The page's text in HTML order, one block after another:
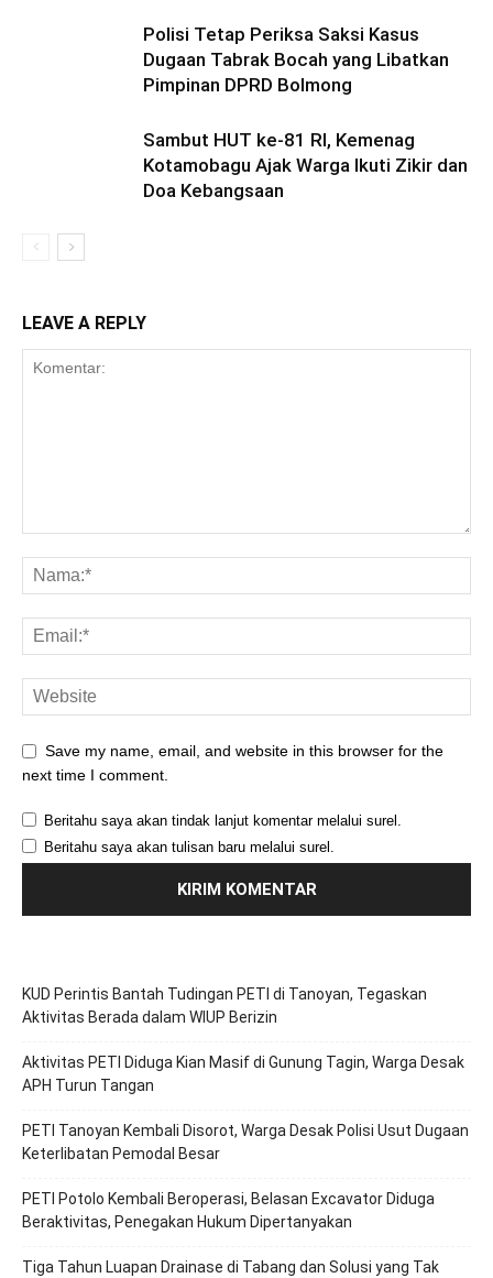
Polisi Tetap Periksa Saksi Kasus
Dugaan Tabrak Bocah yang Libatkan
Pimpinan DPRD Bolmong
Sambut HUT ke-81 RI, Kemenag
Kotamobagu Ajak Warga Ikuti Zikir dan
Doa Kebangsaan
LEAVE A REPLY
Save my name, email, and website in this browser for the
next time I comment.
Beritahu saya akan tindak lanjut komentar melalui surel.
Beritahu saya akan tulisan baru melalui surel.
KUD Perintis Bantah Tudingan PETI di Tanoyan, Tegaskan
Aktivitas Berada dalam WIUP Berizin
Aktivitas PETI Diduga Kian Masif di Gunung Tagin, Warga Desak
APH Turun Tangan
PETI Tanoyan Kembali Disorot, Warga Desak Polisi Usut Dugaan
Keterlibatan Pemodal Besar
PETI Potolo Kembali Beroperasi, Belasan Excavator Diduga
Beraktivitas, Penegakan Hukum Dipertanyakan
Tiga Tahun Luapan Drainase di Tabang dan Solusi yang Tak